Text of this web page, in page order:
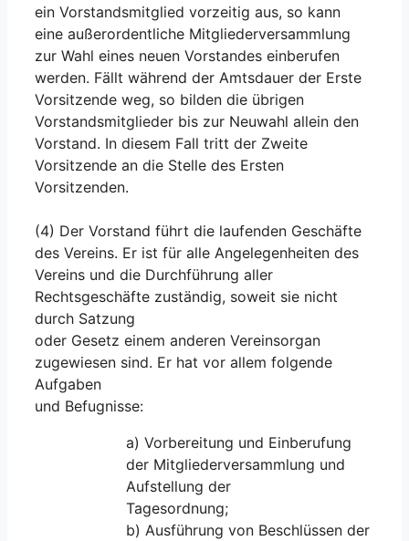
ein Vorstandsmitglied vorzeitig aus, so kann
eine außerordentliche Mitgliederversammlung
zur Wahl eines neuen Vorstandes einberufen
werden. Fällt während der Amtsdauer der Erste
Vorsitzende weg, so bilden die übrigen
Vorstandsmitglieder bis zur Neuwahl allein den
Vorstand. In diesem Fall tritt der Zweite
Vorsitzende an die Stelle des Ersten
Vorsitzenden.
(4) Der Vorstand führt die laufenden Geschäfte
des Vereins. Er ist für alle Angelegenheiten des
Vereins und die Durchführung aller
Rechtsgeschäfte zuständig, soweit sie nicht
durch Satzung
oder Gesetz einem anderen Vereinsorgan
zugewiesen sind. Er hat vor allem folgende
Aufgaben
und Befugnisse:
a) Vorbereitung und Einberufung
der Mitgliederversammlung und
Aufstellung der
Tagesordnung;
b) Ausführung von Beschlüssen der